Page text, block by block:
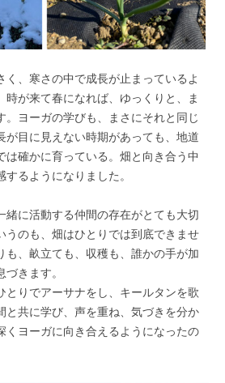
く、寒さの中で成長が止まっているよ
時が来て春になれば、ゆっくりと、ま
。ヨーガの学びも、まさにそれと同じ
が目に見えない時期があっても、地道
は確かに育っている。畑と向き合う中
るようになりました。
緒に活動する仲間の存在がとても大切
うのも、畑はひとりでは到底できませ
も、畝立ても、収穫も、誰かの手が加
きます。
とりでアーサナをし、キールタンを歌
と共に学び、声を重ね、気づきを分か
くヨーガに向き合えるようになったの